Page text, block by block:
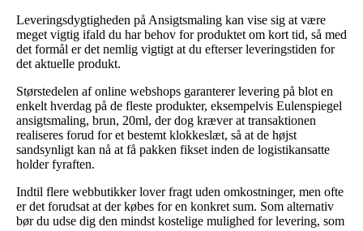
Leveringsdygtigheden på Ansigtsmaling kan vise sig at være
meget vigtig ifald du har behov for produktet om kort tid, så med
det formål er det nemlig vigtigt at du efterser leveringstiden for
det aktuelle produkt.
Størstedelen af online webshops garanterer levering på blot en
enkelt hverdag på de fleste produkter, eksempelvis Eulenspiegel
ansigtsmaling, brun, 20ml, der dog kræver at transaktionen
realiseres forud for et bestemt klokkeslæt, så at de højst
sandsynligt kan nå at få pakken fikset inden de logistikansatte
holder fyraften.
Indtil flere webbutikker lover fragt uden omkostninger, men ofte
er det forudsat at der købes for en konkret sum. Som alternativ
bør du udse dig den mindst kostelige mulighed for levering, som